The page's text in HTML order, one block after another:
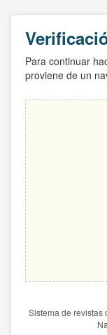
Para continuar
proviene de un
Sistema de revistas